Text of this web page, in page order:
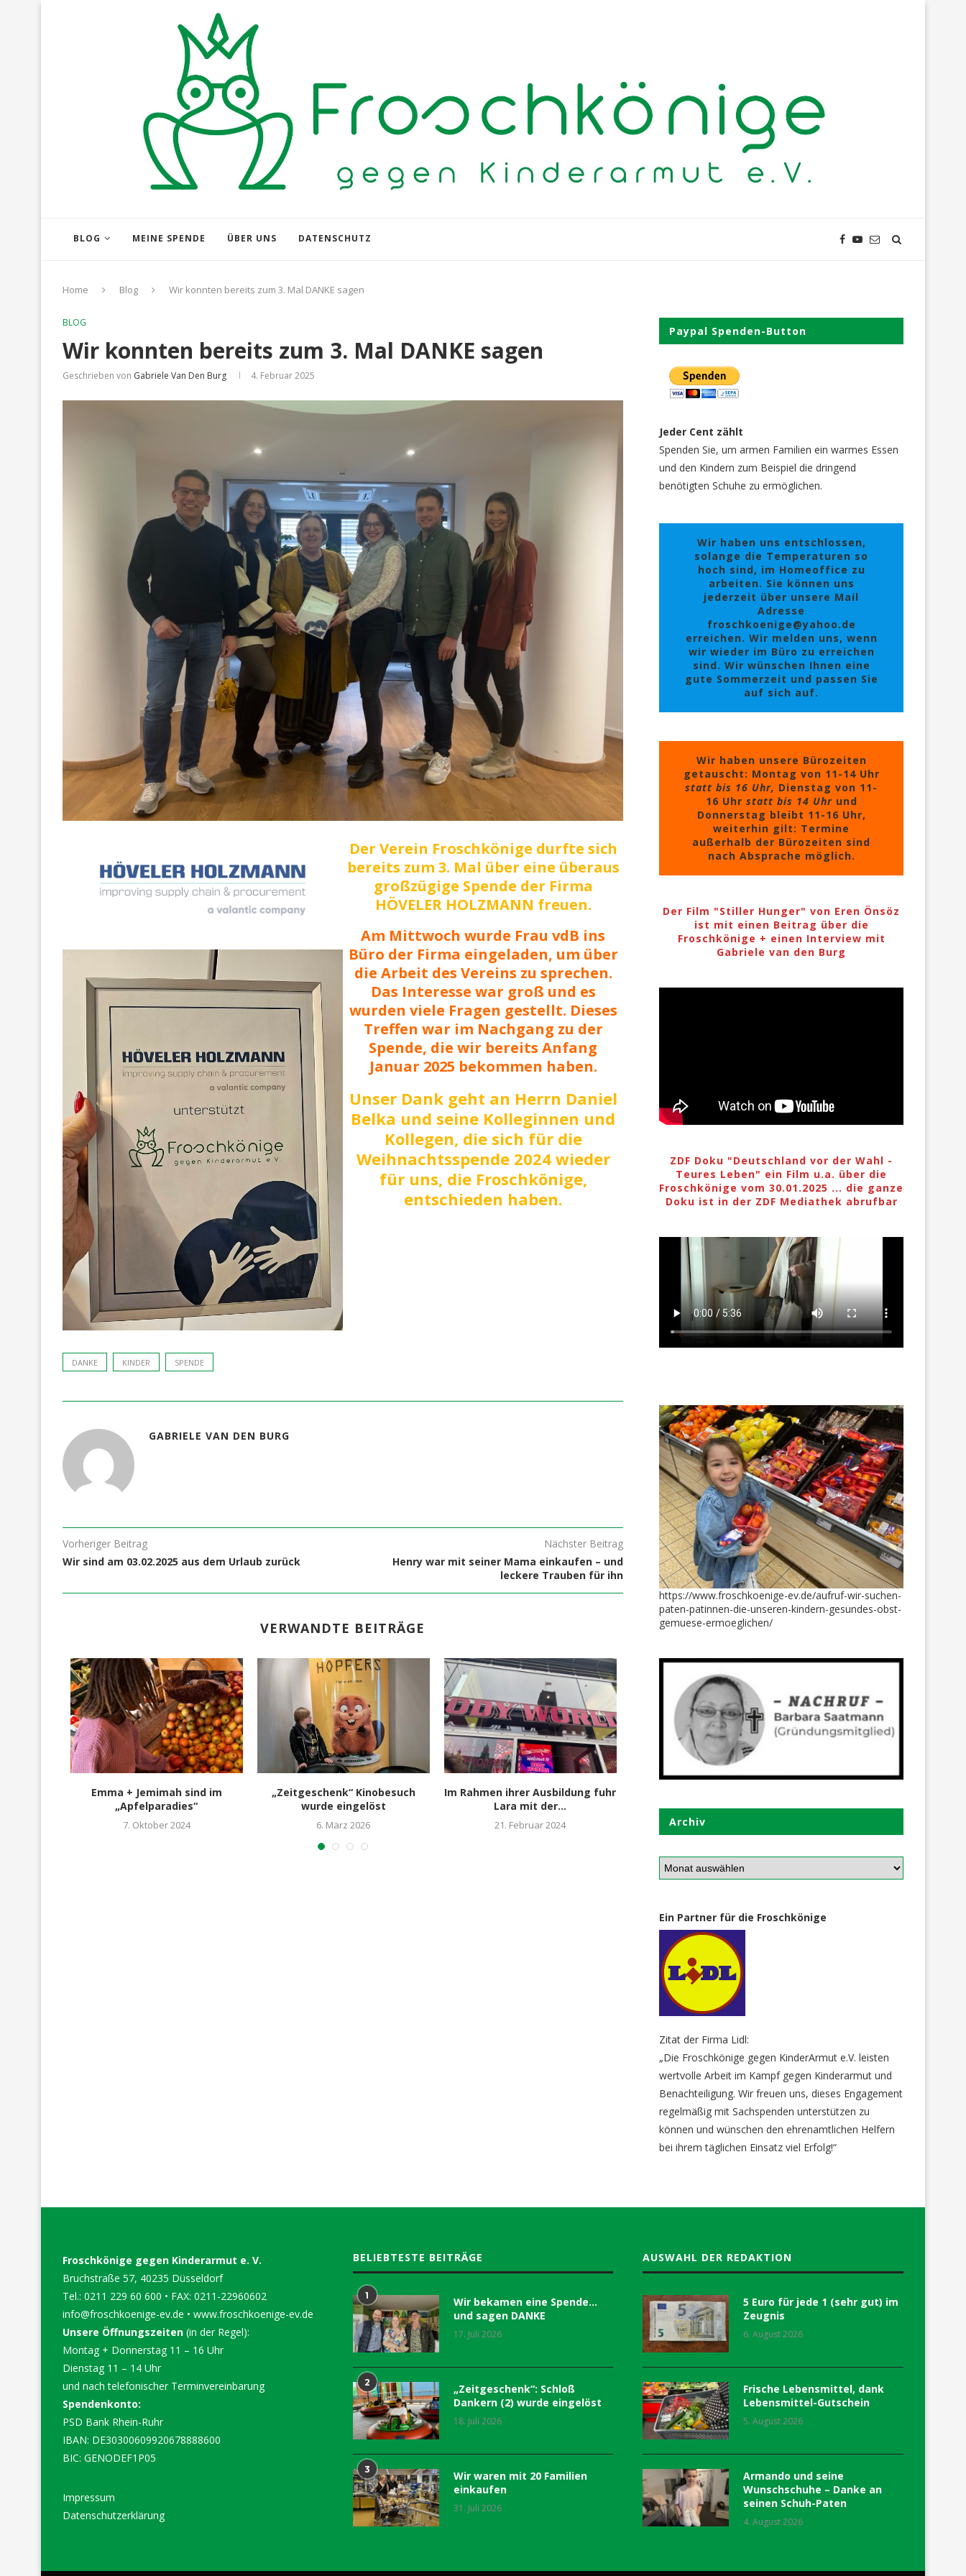
BLOG MEINE SPENDE ÜBER UNS DATENSCHUTZ
Home Blog Wir konnten bereits zum 3. Mal DANKE sagen
BLOG
Wir konnten bereits zum 3. Mal DANKE sagen
Geschrieben von Gabriele Van Den Burg 4. Februar 2025
Der Verein Froschkönige durfte sich
bereits zum 3. Mal über eine überaus
großzügige Spende der Firma
HÖVELER HOLZMANN freuen.
Am Mittwoch wurde Frau vdB ins
Büro der Firma eingeladen, um über
die Arbeit des Vereins zu sprechen.
Das Interesse war groß und es
wurden viele Fragen gestellt. Dieses
Treffen war im Nachgang zu der
Spende, die wir bereits Anfang
Januar 2025 bekommen haben.
Unser Dank geht an Herrn Daniel
Belka und seine Kolleginnen und
Kollegen, die sich für die
Weihnachtsspende 2024 wieder
für uns, die Froschkönige,
entschieden haben.
DANKE KINDER SPENDE
GABRIELE VAN DEN BURG
Vorheriger Beitrag
Wir sind am 03.02.2025 aus dem Urlaub zurück
Nächster Beitrag
Henry war mit seiner Mama einkaufen – und
leckere Trauben für ihn
VERWANDTE BEITRÄGE
Emma + Jemimah sind im
„Apfelparadies“
7. Oktober 2024
„Zeitgeschenk“ Kinobesuch
wurde eingelöst
6. März 2026
Im Rahmen ihrer Ausbildung fuhr
Lara mit der...
21. Februar 2024
wünschen die Froschkönige
13. Dezember 2020
12. Februar 2023
Paypal Spenden-Button
Jeder Cent zählt
Spenden Sie, um armen Familien ein warmes Essen
und den Kindern zum Beispiel die dringend
benötigten Schuhe zu ermöglichen.
Wir haben uns entschlossen,
solange die Temperaturen so
hoch sind, im Homeoffice zu
arbeiten. Sie können uns
jederzeit über unsere Mail
Adresse
froschkoenige@yahoo.de
erreichen. Wir melden uns, wenn
wir wieder im Büro zu erreichen
sind. Wir wünschen Ihnen eine
gute Sommerzeit und passen Sie
auf sich auf.
Wir haben unsere Bürozeiten
getauscht: Montag von 11-14 Uhr
statt bis 16 Uhr, Dienstag von 11-
16 Uhr statt bis 14 Uhrund
Donnerstag bleibt 11-16 Uhr,
weiterhin gilt: Termine
außerhalb der Bürozeiten sind
nach Absprache möglich.
Der Film "Stiller Hunger" von Eren Önsöz
ist mit einen Beitrag über die
Froschkönige + einen Interview mit
Gabriele van den Burg
ZDF Doku "Deutschland vor der Wahl -
Teures Leben" ein Film u.a. über die
Froschkönige vom 30.01.2025 ... die ganze
Doku ist in der ZDF Mediathek abrufbar
https://www.froschkoenige-ev.de/aufruf-wir-suchen-
paten-patinnen-die-unseren-kindern-gesundes-obst-
gemuese-ermoeglichen/
Archiv
Ein Partner für die Froschkönige
Zitat der Firma Lidl:
„Die Froschkönige gegen KinderArmut e.V. leisten
wertvolle Arbeit im Kampf gegen Kinderarmut und
Benachteiligung. Wir freuen uns, dieses Engagement
regelmäßig mit Sachspenden unterstützen zu
können und wünschen den ehrenamtlichen Helfern
bei ihrem täglichen Einsatz viel Erfolg!“
Froschkönige gegen Kinderarmut e. V.
Bruchstraße 57, 40235 Düsseldorf
Tel.: 0211 229 60 600 • FAX: 0211-22960602
info@froschkoenige-ev.de • www.froschkoenige-ev.de
Unsere Öffnungszeiten (in der Regel):
Montag + Donnerstag 11 – 16 Uhr
Dienstag 11 – 14 Uhr
und nach telefonischer Terminvereinbarung
Spendenkonto:
PSD Bank Rhein-Ruhr
IBAN: DE30300609920678888600
BIC: GENODEF1P05
Impressum
Datenschutzerklärung
BELIEBTESTE BEITRÄGE
1
Wir bekamen eine Spende…
und sagen DANKE
17. Juli 2026
2
„Zeitgeschenk“: Schloß
Dankern (2) wurde eingelöst
18. Juli 2026
3
Wir waren mit 20 Familien
einkaufen
31. Juli 2026
AUSWAHL DER REDAKTION
5 Euro für jede 1 (sehr gut) im
Zeugnis
6. August 2026
Frische Lebensmittel, dank
Lebensmittel-Gutschein
5. August 2026
Armando und seine
Wunschschuhe – Danke an
seinen Schuh-Paten
4. August 2026